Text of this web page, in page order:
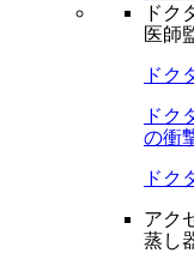
ドク
医師
ドク
ドク
の衝
ドク
アク
蒸し